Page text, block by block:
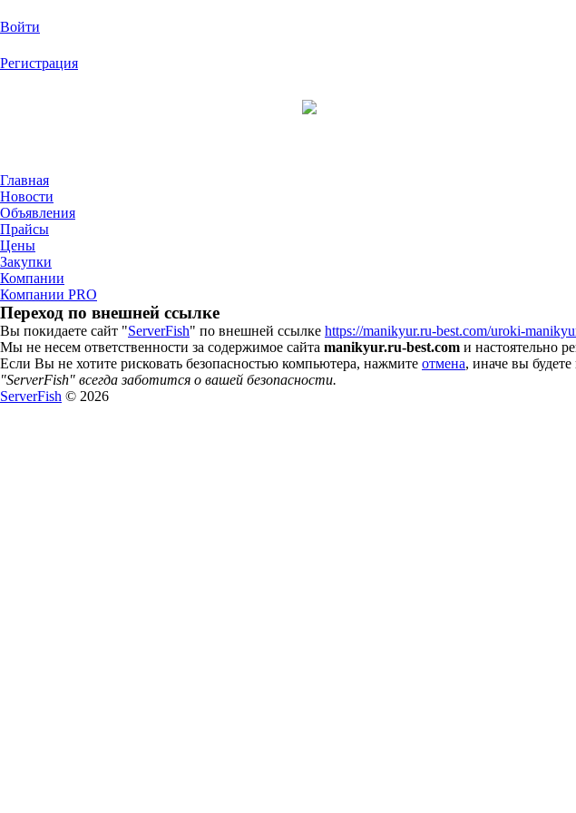
Войти
Регистрация
Главная
Новости
Объявления
Прайсы
Цены
Закупки
Компании
Компании PRO
Переход по внешней ссылке
Вы покидаете сайт "ServerFish" по внешней ссылке https://manikyur.ru-best.com/uroki-
Мы не несем ответственности за содержимое сайта manikyur.ru-best.com и настоятельно
Если Вы не хотите рисковать безопасностью компьютера, нажмите отмена, иначе вы
"ServerFish" всегда заботится о вашей безопасности.
ServerFish © 2026